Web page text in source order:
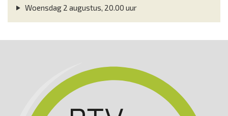
Woensdag 2 augustus, 20.00 uur